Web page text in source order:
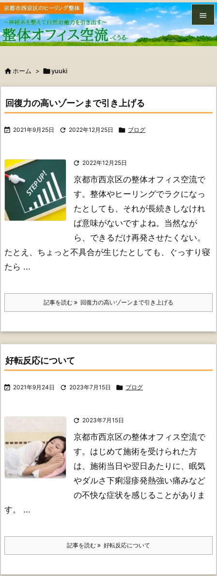


メニュ


 ホーム > yuuki
回復力の高いゾーンまで引き上げる
 2021年9月25日  2022年12月25日  ブログ
 2022年12月25日
京都市西京区の整体オフィス空流で
す。 整体やヒーリングでラクになっ
たとしても、それが長続きしなけれ
ば意味がないですよね。当然なが
ら、できるだけ再発させたくない。
たとえ、ちょっと不具合が生じたとしても、ぐっすり寝
たら ...
記事を読む 回復力の高いゾーンまで引き上げる
好転反応について
 2021年9月24日  2023年7月15日  ブログ
 2023年7月15日
京都市西京区の整体オフィス空流で
す。 はじめて施術を受けられた方
は、施術当日や翌日あたりに、 眠気
やダルさ下痢湿疹発熱強い痛みなど
の不快な症状を感じることがありま
す。 ...
記事を読む 好転反応について